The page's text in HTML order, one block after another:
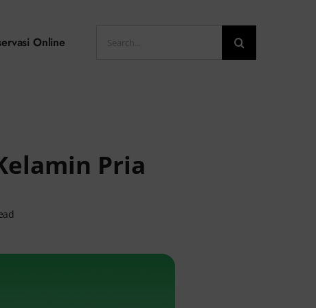
Online
for:
Pria